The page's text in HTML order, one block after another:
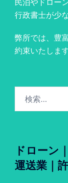
民泊やドロー
行政書士が少
弊所では、豊
約束いたします
ドローン
運送業｜